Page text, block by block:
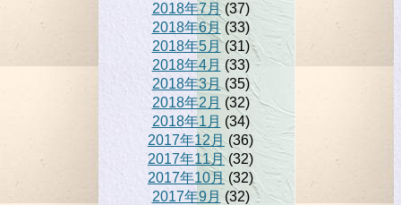
2018年7月(37)
2018年6月(33)
2018年5月(31)
2018年4月(33)
2018年3月(35)
2018年2月 (32)
2018年1月 (34)
2017年12月(36)
2017年11月(32)
2017年10月 (32)
2017年9月 (32)